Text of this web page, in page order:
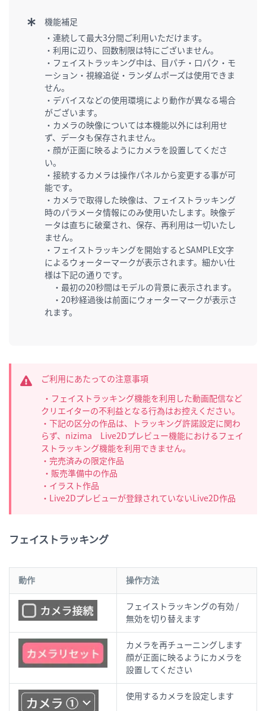
機能補足
・連続して最大3分間ご利用いただけます。
・利用に辺り、回数制限は特にございません。
・フェイストラッキング中は、目パチ・口パク・モ
ーション・視線追従・ランダムポーズは使用できま
せん。
・デバイスなどの使用環境により動作が異なる場合
がございます。
・カメラの映像については本機能以外には利用せ
ず、データも保存されません。
・顔が正面に映るようにカメラを設置してくださ
い。
・接続するカメラは操作パネルから変更する事が可
能です。
・カメラで取得した映像は、フェイストラッキング
時のパラメータ情報にのみ使用いたします。映像デ
ータは直ちに破棄され、保存、再利用は一切いたし
ません。
・フェイストラッキングを開始するとSAMPLE文字
によるウォーターマークが表示されます。細かい仕
様は下記の通りです。
・最初の20秒間はモデルの背景に表示されます。
・20秒経過後は前面にウォーターマークが表示さ
れます。
ご利用にあたっての注意事項
・フェイストラッキング機能を利用した動画配信など
クリエイターの不利益となる行為はお控えください。
・下記の区分の作品は、トラッキング許諾設定に関わ
らず、nizima Live2Dプレビュー機能におけるフェイ
ストラッキング機能を利用できません。
・完売済みの限定作品
・販売準備中の作品
・イラスト作品
・Live2Dプレビューが登録されていないLive2D作品
フェイストラッキング
動作 操作方法
フェイストラッキングの有効 /
無効を切り替えます
カメラを再チューニングします
顔が正面に映るようにカメラを
設置してください
使用するカメラを設定します